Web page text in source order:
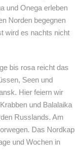
und Onega erleben
Norden begegnen
wird es nachts nicht
bis rosa reicht das
Seen und
Hier feiern wir
und Balalaika
Russlands. Am
Das Nordkap
und Wochen in